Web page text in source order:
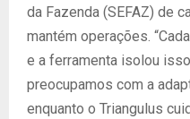
da Fazenda (SEFAZ) de
mantém operações.
e a ferramenta isolou
preocupamos com a
enquanto o Triangulus